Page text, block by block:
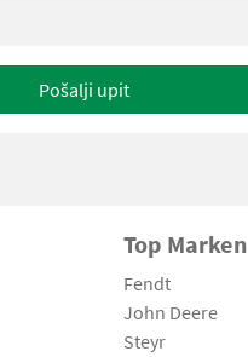
Pošalji upit
Top Marken
Fendt
John Deere
Steyr